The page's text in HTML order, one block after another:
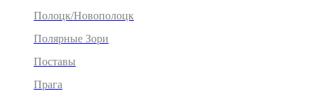
Полоцк/Новополоцк
Полярные Зори
Поставы
Прага